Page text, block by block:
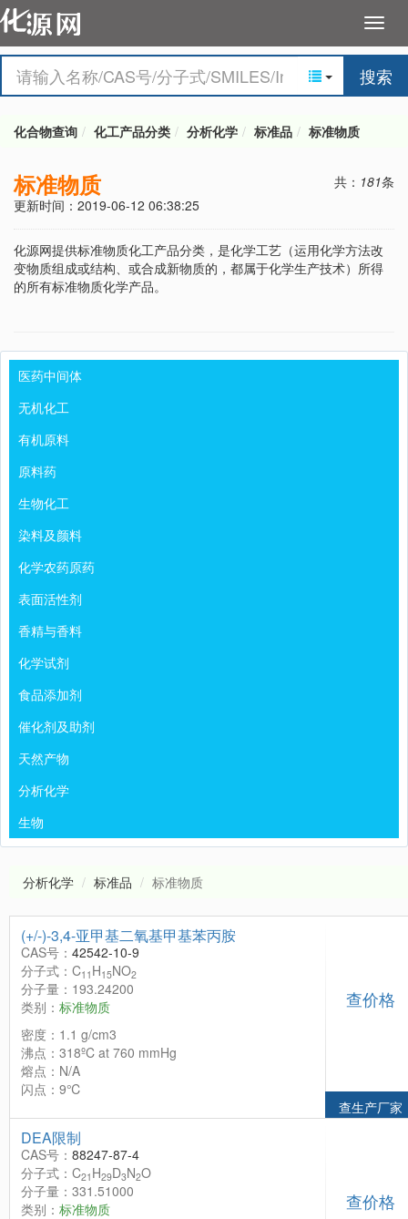
搜索
化合物查询 化工产品分类 分析化学 标准品 标准物质
标准物质 共： 181条
更新时间：2019-06-12 06:38:25
化源网提供标准物质化工产品分类，是化学工艺（运用化学方法改
变物质组成或结构、或合成新物质的，都属于化学生产技术）所得
的所有标准物质化学产品。
医药中间体
无机化工
有机原料
原料药
生物化工
染料及颜料
化学农药原药
表面活性剂
香精与香料
化学试剂
食品添加剂
催化剂及助剂
天然产物
分析化学
生物
分析化学 标准品 标准物质
(+/-)-3,4-亚甲基二氧基甲基苯丙胺
CAS号： 42542-10-9
分子式：C11 H15NO2
分子量：193.24200
类别： 标准物质
密度：1.1 g/cm3
沸点：318ºC at 760 mmHg
熔点：N/A
闪点：9℃
查价格
查生产厂家
DEA限制
CAS号： 88247-87-4
分子式：C21 H29D3N2O
分子量：331.51000
类别： 标准物质
查价格